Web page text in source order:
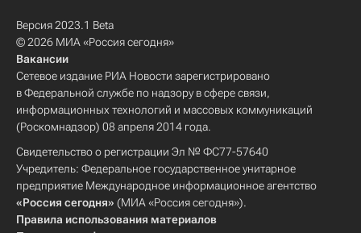
Версия 2023.1 Beta
© 2026 МИА «Россия сегодня»
Вакансии
Сетевое издание РИА Новости зарегистрировано
в Федеральной службе по надзору в сфере связи,
информационных технологий и массовых коммуникаций
(Роскомнадзор) 08 апреля 2014 года.
Свидетельство о регистрации Эл № ФС77-57640
Учредитель: Федеральное государственное унитарное
предприятие Международное информационное агентство
«Россия сегодня» (МИА «Россия сегодня»).
Правила использования материалов